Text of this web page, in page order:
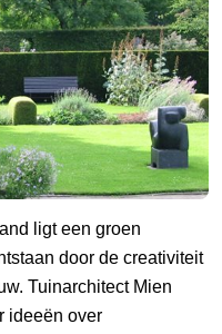
ligt een groen
door de creativiteit
Tuinarchitect Mien
ideeën over